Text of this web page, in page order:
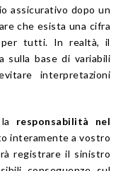
assicurativo dopo un
che esista una cifra
per tutti. In realtà, il
sulla base di variabili
interpretazioni
responsabilità nel
interamente a vostro
registrare il sinistro